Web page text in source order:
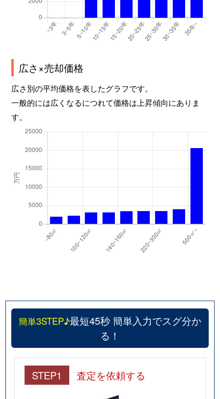
広さ×売却価格
広さ別の平均価格を表したグラフです。
一般的には広くなるにつれて価格は上昇傾向にありま
す。
簡単3STEP♪最短45秒 簡単入力でスグ分か
る！
STEP1 査定を依頼する